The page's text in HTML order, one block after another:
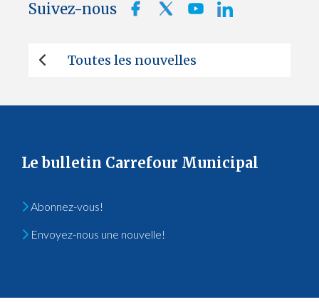
Suivez-nous
Toutes les nouvelles
Le bulletin Carrefour Municipal
Abonnez-vous!
Envoyez-nous une nouvelle!